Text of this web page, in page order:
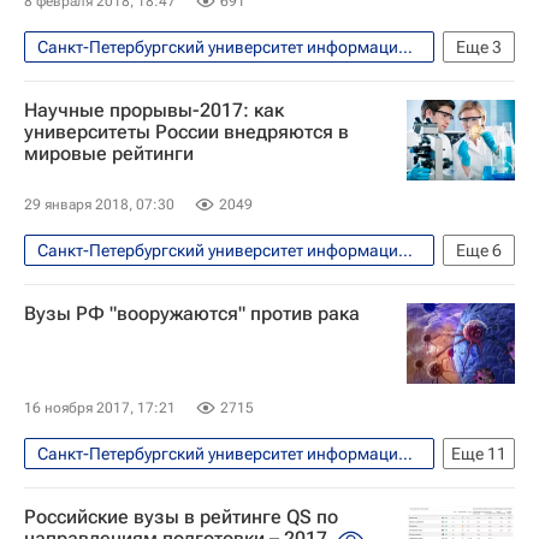
Еще3
Санкт-Петербургский университет информационных технологий
Наука в университете
Технологии
Университетская наука
Научные прорывы-2017: как
университеты России внедряются в
мировые рейтинги
29 января 2018, 07:30 2049
Еще6
Санкт-Петербургский университет информационных технологий
Наука в университете
Наука
МИСиС
Московский физико-технический институт
Университетская наука
Вузы РФ "вооружаются" против рака
16 ноября 2017, 17:21 2715
Еще 11
Санкт-Петербургский университет информационных технологий
Общество
Здоровье - Общество
Наука в университете
СН_Образование
Российские вузы в рейтинге QS по